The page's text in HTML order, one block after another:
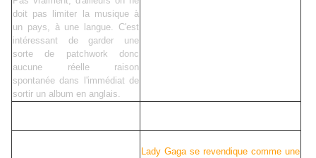
doit pas limiter la musique à
un pays, à une langue. C'est
intéressant de garder une
sorte de patchwork donc
aucune réelle raison
spontanée dans l'immédiat de
sortir un album en anglais.
Lady Gaga se revendique comme une